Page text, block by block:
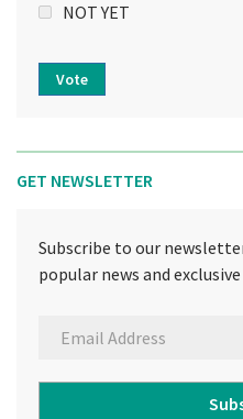
NOT YET
Vote
GET NEWSLETTER
Subscribe to our
popular news and